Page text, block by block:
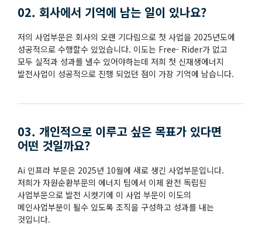
02. 회사에서 기억에 남는 일이 있나요?
저의 사업부문은 회사의 오랜 기다림으로 첫 사업을 2025년도에
성공적으로 수행할수 있었습니다. 이도는 Free- Rider가 없고
모두 실적과 성과를 낼수 있어야하는데 저희 첫 신재생에너지
발전사업이 성공적으로 진행 되었던 점이 가장 기억에 남습니다.
03. 개인적으로 이루고 싶은 목표가 있다면
어떤 것일까요?
Ai 인프라 부문은 2025년 10월에 새로 생긴 사업부문입니다.
저희가 자원순환부문의 에너지 팀에서 이제 완전 독립된
사업부문으로 발전 시켯기에 이 사업 부문이 이도의
메인사업부분이 될수 있도록 조직을 구성하고 성과를 내는
것입니다.